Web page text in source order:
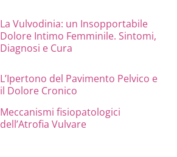
La Vulvodinia: un Insopportabile
Dolore Intimo Femminile. Sintomi,
Diagnosi e Cura
L’Ipertono del Pavimento Pelvico e
il Dolore Cronico
Meccanismi fisiopatologici
dell’Atrofia Vulvare